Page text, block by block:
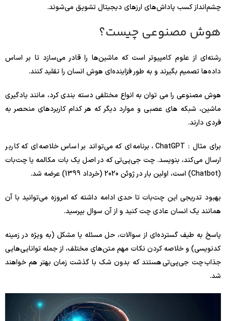
چشم‌انداز کسب پاداش‌های ارزهای دیجیتال تشویق می‌شوند.
هوش مصنوعی چیست؟
رشته‌ای از علوم کامپیوتر است که ماشین‌ها را قادر می‌سازد تا بر اساس
داده‌ها تصمیم بگیرند و به طور فزاینده‌ای هوش انسان را تقلید کنند.
هوش مصنوعی را می توان به انواع مختلفی دسته بندی کرد، مانند یادگیری
ماشین، شبکه های عصبی و موارد دیگر که هر کدام کاربردهای منحصر به
فردی دارند.
برای مثال : ChatGPT ، برنامه‌ای که می‌تواند بر اساس خلاصه‌ای که کاربر
ارسال می‌کند، بنویسد. چت جی‌پی‌تی که در اصل یک بات مکالمه یا چت‌بات
(Chatbot) است، اولین بار در ژوئن 2020 (خرداد 1399) عرضه شد.
بهبود تدریجی این چت‌بات تا حدی ادامه داشته که امروزه می‌توانید با آن
همانند یک انسان عادی چت کنید و از آن سوال بپرسید.
پاسخ به طیف گسترده‌ای از سوالات، حل مسئله یا مشکل (به ویژه در زمینه
کدنویسی) و خلاصه کردن نکات مهم متن‌های مختلف، از جمله توانایی‌هایی
جذاب چت جی‌پی‌تی هستند که بدون شک با گذشت زمان بهتر هم خواهند
شد.